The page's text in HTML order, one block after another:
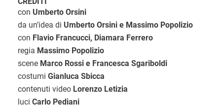
con Umberto Orsini
da un’idea di Umberto Orsini e Massimo Popolizio
con Flavio Francucci, Diamara Ferrero
regia Massimo Popolizio
scene Marco Rossi e Francesca Sgariboldi
costumi Gianluca Sbicca
contenuti video Lorenzo Letizia
luci Carlo Pediani